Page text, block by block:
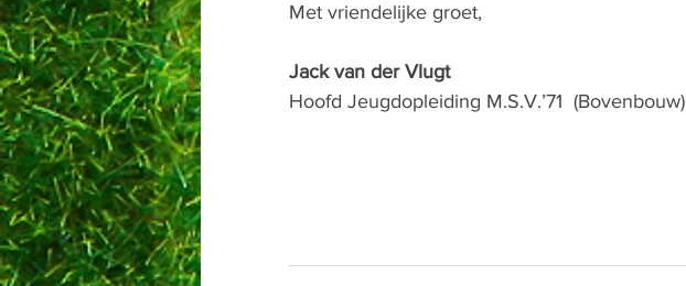
Met vriendelijke groet,
Jack van der Vlugt
Hoofd Jeugdopleiding M.S.V.’71  (Bovenbouw)